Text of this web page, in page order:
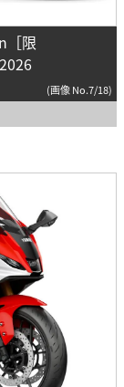
［限
(画像 No.7/18)